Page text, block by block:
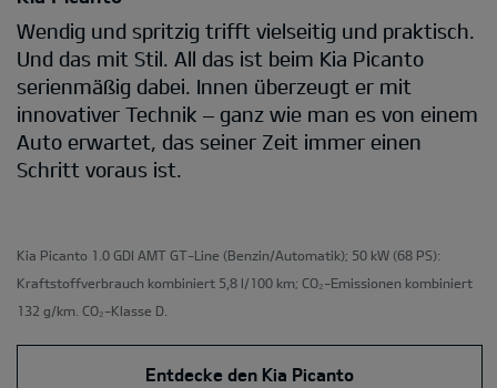
Wendig und spritzig trifft vielseitig und praktisch.
Und das mit Stil. All das ist beim Kia Picanto
serienmäßig dabei. Innen überzeugt er mit
innovativer Technik – ganz wie man es von einem
Auto erwartet, das seiner Zeit immer einen
Schritt voraus ist.
Kia Picanto 1.0 GDI AMT GT-Line (Benzin/Automatik); 50 kW (68 PS):
Kraftstoffverbrauch kombiniert 5,8 l/100 km; CO₂-Emissionen kombiniert
132 g/km. CO₂-Klasse D.
Entdecke den Kia Picanto